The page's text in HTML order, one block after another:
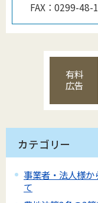
FAX： 0299-48-
有料
広告
カテゴリー
事業者・法人様
て